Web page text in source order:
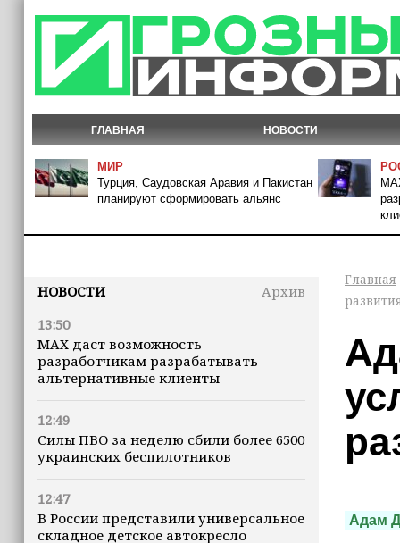
ГЛАВНАЯ НОВОСТИ
МИР
Турция, Саудовская Аравия и Пакистан
планируют сформировать альянс
НОВОСТИ
Архив
13:50
MAX даст возможность
разработчикам разрабатывать
альтернативные клиенты
12:49
Силы ПВО за неделю сбили более 6500
украинских беспилотников
12:47
В России представили универсальное
складное детское автокресло
Главная
Адам